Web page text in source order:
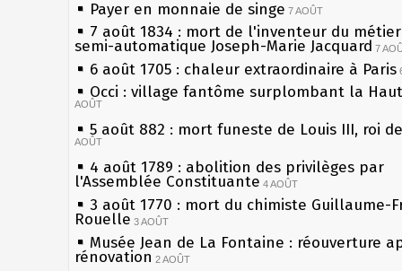
Payer en monnaie de singe 7 AOÛT
7 août 1834 : mort de l'inventeur du
semi-automatique Joseph-Marie Jacquard 7
6 août 1705 : chaleur extraordinaire à Paris
Occi : village fantôme surplombant la
AOÛT
5 août 882 : mort funeste de Louis III, roi
AOÛT
4 août 1789 : abolition des privilèges par
l'Assemblée Constituante 4 AOÛT
3 août 1770 : mort du chimiste Guillaume-
Rouelle 3 AOÛT
Musée Jean de La Fontaine : réouverture
rénovation 2 AOÛT